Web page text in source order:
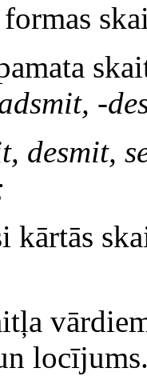
-
desmit,
kārtās